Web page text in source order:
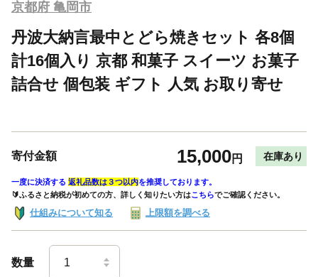
京都府 亀岡市
丹波大納言最中とどら焼きセット 各8個
計16個入り 京都 和菓子 スイーツ お菓子
詰合せ 個包装 ギフト 人気 お取り寄せ
寄付金額 15,000円 在庫あり
一度に決済する 返礼品数は３つ以内を推奨しております。
🔰ふるさと納税が初めての方、詳しく知りたい方はこちらでご確認ください。
仕組みについて知る 上限額を調べる
数量